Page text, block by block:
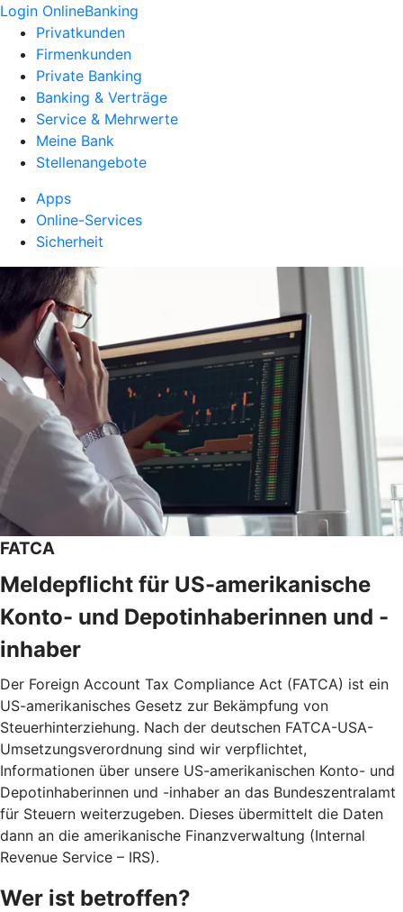
Login OnlineBanking
Privatkunden
Firmenkunden
Private Banking
Banking & Verträge
Service & Mehrwerte
Meine Bank
Stellenangebote
Apps
Online-Services
Sicherheit
FATCA
Meldepflicht für US-amerikanische
Konto- und Depotinhaberinnen und -
inhaber
Der Foreign Account Tax Compliance Act (FATCA) ist ein
US-amerikanisches Gesetz zur Bekämpfung von
Steuerhinterziehung. Nach der deutschen FATCA-USA-
Umsetzungsverordnung sind wir verpflichtet,
Informationen über unsere US-amerikanischen Konto- und
Depotinhaberinnen und -inhaber an das Bundeszentralamt
für Steuern weiterzugeben. Dieses übermittelt die Daten
dann an die amerikanische Finanzverwaltung (Internal
Revenue Service – IRS).
Wer ist betroffen?